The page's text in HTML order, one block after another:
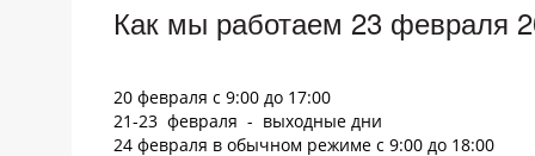
Как мы работаем 23 февраля
20 февраля с 9:00 до 17:00
21-23 февраля - выходные дни
24 февраля в обычном режиме с 9:00 до 18:00